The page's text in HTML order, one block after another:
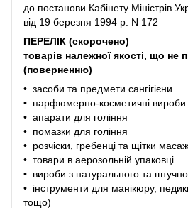
до постанови Кабінету Міністрів
від 19 березня 1994 р. N 172
ПЕРЕЛІК (скорочено)
товарів належної якості, що не
(поверненню)
• засоби та предмети сангігієни
• парфюмерно-косметичні вироби
• апарати для гоління
• помазки для гоління
• розчіски, гребенці та щітки
• товари в аерозольній упаковці
• вироби з натурального та
• інструменти для манікюру,
тощо)